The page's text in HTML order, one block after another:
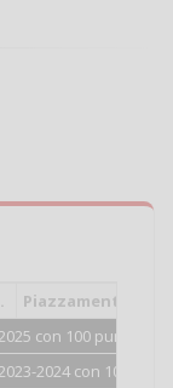
Piazzamento
con 100 punti.
2024 con 100 punti.